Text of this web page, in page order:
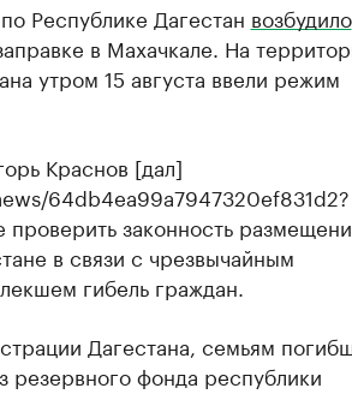
Республике Дагестан возбудило
в Махачкале. На
утром 15 августа ввели режим
Краснов [дал]
64db4ea99a7947320ef831d2?
законность
в связи с чрезвычайным
гибель граждан.
Дагестана, семьям
резервного фонда республики